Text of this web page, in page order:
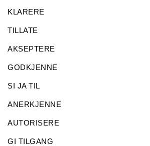
KLARERE
TILLATE
AKSEPTERE
GODKJENNE
SI JA TIL
ANERKJENNE
AUTORISERE
GI TILGANG